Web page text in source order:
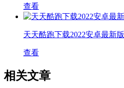
查看
天天酷跑下载2022安卓最新版
查看
相关文章